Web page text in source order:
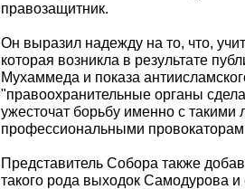
правозащитник.
Он выразил надежду на то, что,
которая возникла в результате
Мухаммеда и показа
"правоохранительные органы
ужесточат борьбу именно с
профессиональными
Представитель Собора также
такого рода выходок Самодурова и